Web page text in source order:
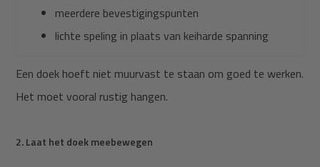
meerdere bevestigingspunten
lichte speling in plaats van keiharde spanning
Een doek hoeft niet muurvast te staan om goed te werken.
Het moet vooral rustig hangen.
2. Laat het doek meebewegen